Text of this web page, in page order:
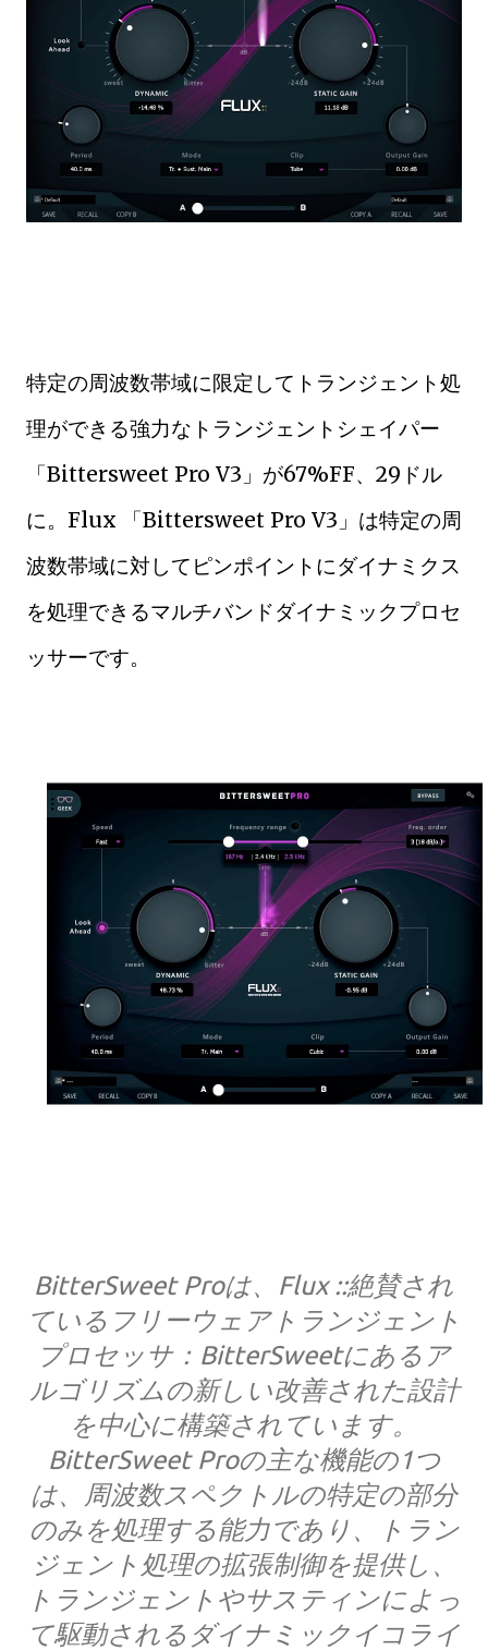
特定の周波数帯域に限定してトランジェント処
理ができる強力なトランジェントシェイパー
「Bittersweet Pro V3」が67%FF、29ドル
に。Flux 「Bittersweet Pro V3」は特定の周
波数帯域に対してピンポイントにダイナミクス
を処理できるマルチバンドダイナミックプロセ
ッサーです。
BitterSweet Proは、Flux ::絶賛され
ているフリーウェアトランジェント
プロセッサ：BitterSweetにあるア
ルゴリズムの新しい改善された設計
を中心に構築されています。
BitterSweet Proの主な機能の1つ
は、周波数スペクトルの特定の部分
のみを処理する能力であり、トラン
ジェント処理の拡張制御を提供し、
トランジェントやサスティンによっ
て駆動されるダイナミックイコライ